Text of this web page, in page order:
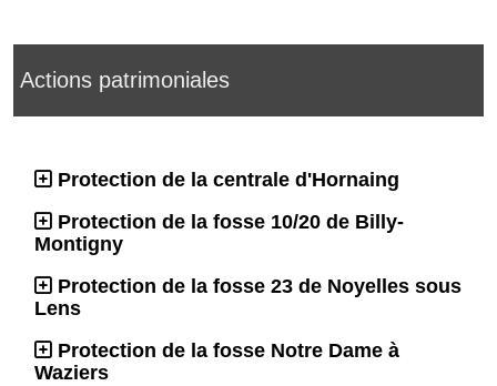
Actions patrimoniales
Protection de la centrale d'Hornaing
Protection de la fosse 10/20 de Billy-
Montigny
Protection de la fosse 23 de Noyelles sous
Lens
Protection de la fosse Notre Dame à
Waziers